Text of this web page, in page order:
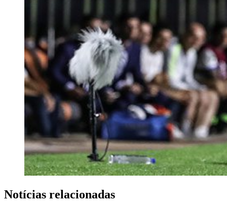
Notícias relacionadas